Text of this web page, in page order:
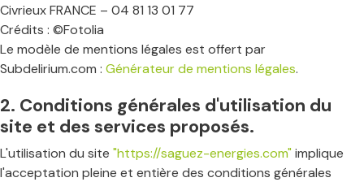
Civrieux FRANCE – 04 81 13 01 77
Crédits : ©Fotolia
Le modèle de mentions légales est offert par
Subdelirium.com : Générateur de mentions légales.
2. Conditions générales d'utilisation du
site et des services proposés.
L'utilisation du site "https://saguez-energies.com" implique
l'acceptation pleine et entière des conditions générales